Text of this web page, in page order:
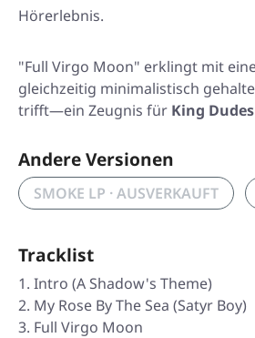
Hörerlebnis.
"Full Virgo Moon" erklingt mit
gleichzeitig minimalistisch
trifft—ein Zeugnis für King Dudes
Andere Versionen
SMOKE LP · AUSVERKAUFT
Tracklist
Intro (A Shadow's Theme)
My Rose By The Sea (Satyr Boy)
Full Virgo Moon